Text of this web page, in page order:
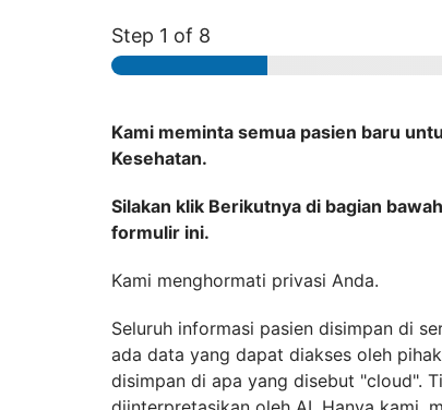
Step 1 of 8
Kami meminta semua pasien baru
Kesehatan.
Silakan klik Berikutnya di bagian
formulir ini.
Kami menghormati privasi Anda.
Seluruh informasi pasien disimpan di
ada data yang dapat diakses oleh
disimpan di apa yang disebut "cloud".